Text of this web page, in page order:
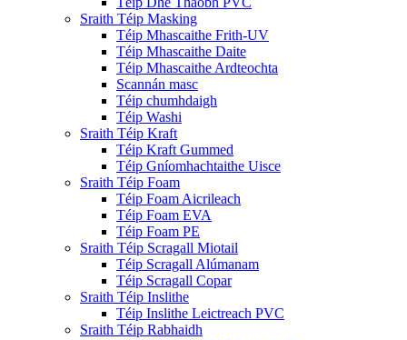
Sraith Téip Masking
Téip Mhascaithe Frith-UV
Téip Mhascaithe Daite
Téip Mhascaithe Ardteochta
Scannán masc
Téip chumhdaigh
Téip Washi
Sraith Téip Kraft
Téip Kraft Gummed
Téip Gníomhachtaithe Uisce
Sraith Téip Foam
Téip Foam Aicrileach
Téip Foam EVA
Téip Foam PE
Sraith Téip Scragall Miotail
Téip Scragall Alúmanam
Téip Scragall Copar
Sraith Téip Inslithe
Téip Inslithe Leictreach PVC
Sraith Téip Rabhaidh